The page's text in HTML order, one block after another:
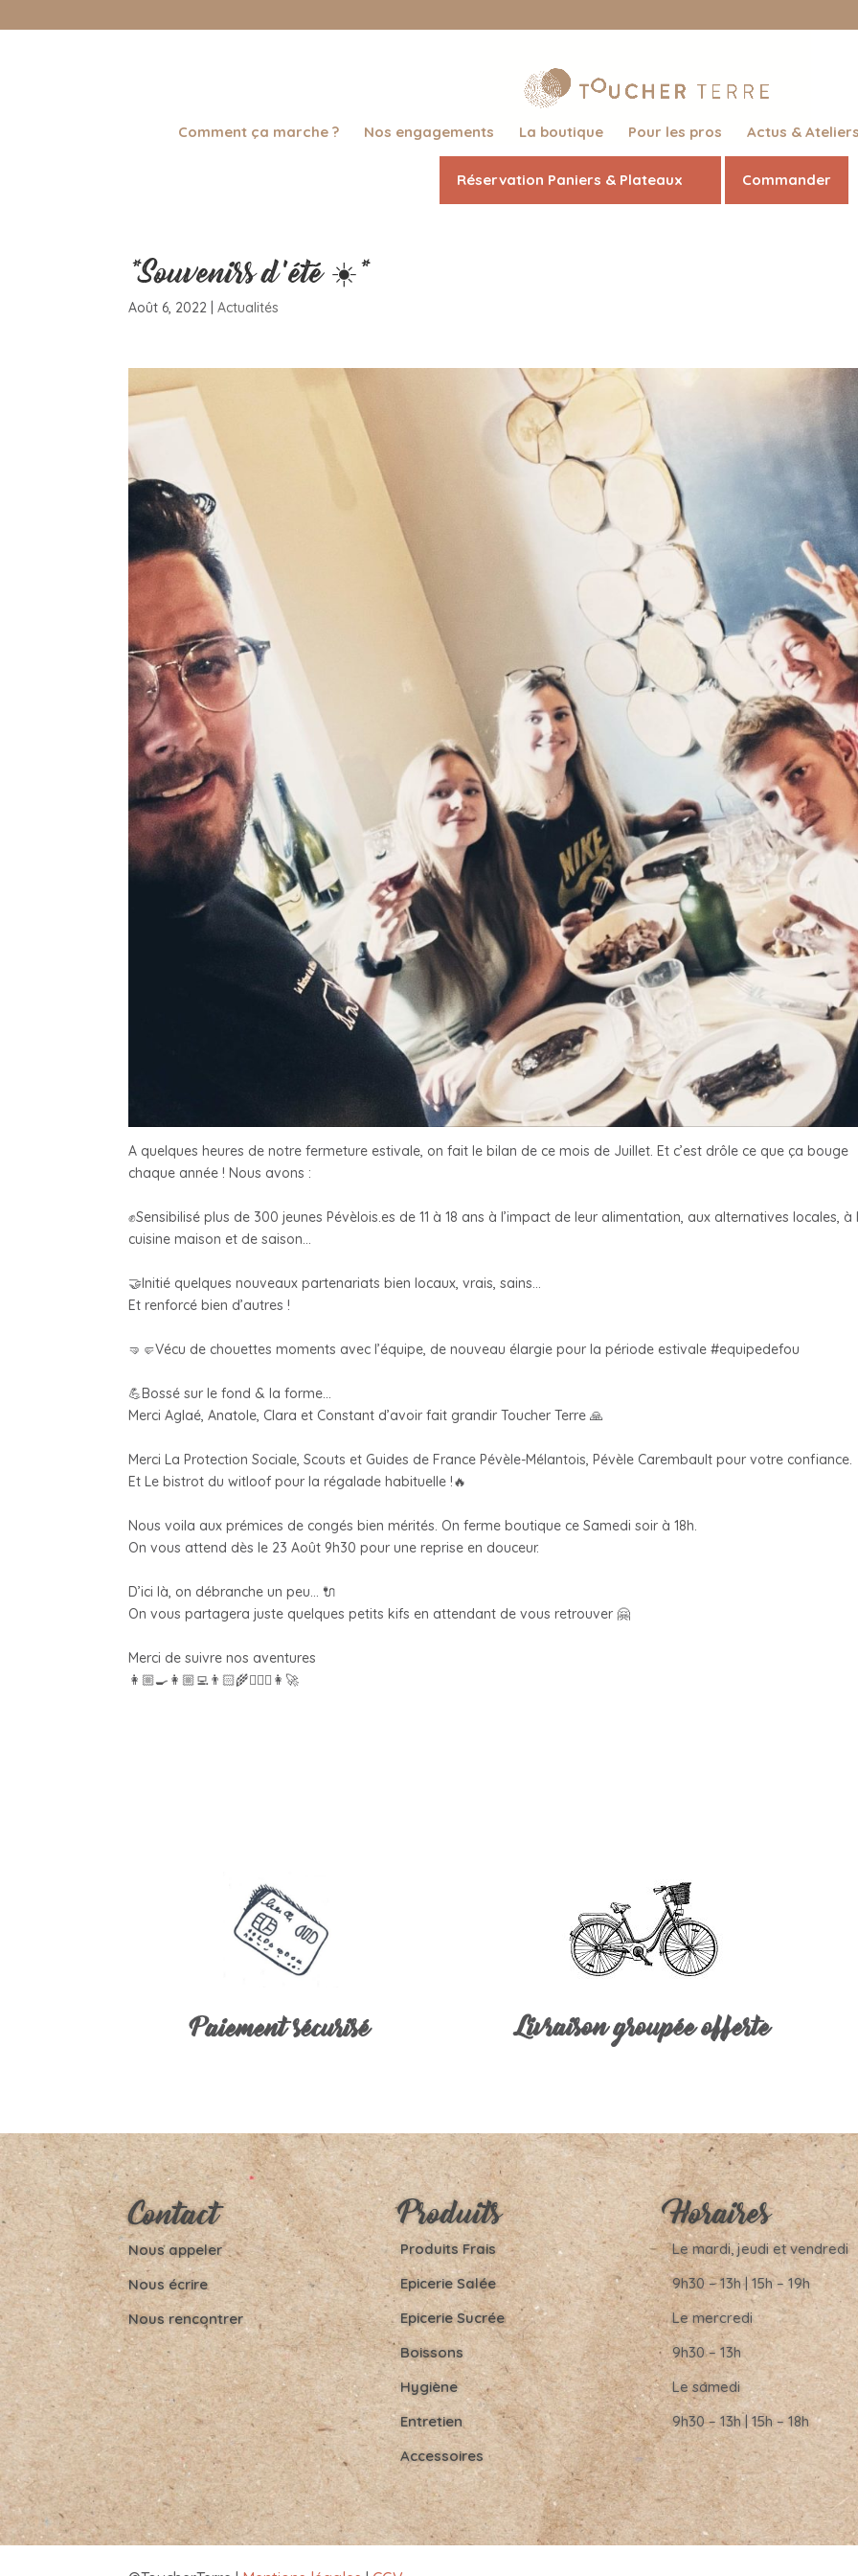
Comment ça marche ? Nos engagements La boutique Pour les pros Actus &
Réservation Paniers & Plateaux Commander
*Souvenirs d’été ☀️*
Août 6, 2022 |Actualités
A quelques heures de notre fermeture estivale, on fait le bilan de ce mois de Juillet. Et c’est drôle ce que ça bouge
chaque année ! Nous avons :
✊Sensibilisé plus de 300 jeunes Pévèlois.es de 11 à 18 ans à l’impact de leur alimentation, aux alternatives locales, à
cuisine maison et de saison…
🤝Initié quelques nouveaux partenariats bien locaux, vrais, sains…
Et renforcé bien d’autres !
🤜🤛Vécu de chouettes moments avec l’équipe, de nouveau élargie pour la période estivale #equipedefou
💪Bossé sur le fond & la forme…
Merci Aglaé, Anatole, Clara et Constant d’avoir fait grandir Toucher Terre 🙏
Merci La Protection Sociale, Scouts et Guides de France Pévèle-Mélantois, Pévèle Carembault pour votre confiance.
Et Le bistrot du witloof pour la régalade habituelle !🔥
Nous voila aux prémices de congés bien mérités. On ferme boutique ce Samedi soir à 18h.
On vous attend dès le 23 Août 9h30 pour une reprise en douceur.
D’ici là, on débranche un peu… 🔌
On vous partagera juste quelques petits kifs en attendant de vous retrouver 🤗
Merci de suivre nos aventures
👩🏼‍🍳👩🏼‍💻👨🏻‍🌾👷🏼‍♂️👩‍🚀
Paiement sécurisé Livraison groupée offerte
Contact
Nous appeler
Nous écrire
Nous rencontrer
Produits
Produits Frais
Epicerie Salée
Epicerie Sucrée
Boissons
Hygiène
Entretien
Accessoires
Horaires
Le mardi, jeudi et vendredi
9h30 – 13h | 15h – 19h
Le mercredi
9h30 – 13h
Le samedi
9h30 – 13h | 15h – 18h